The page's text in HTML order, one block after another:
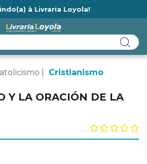
à Livraria Loyola!
Cristianismo
Y LA ORACIÓN DE LA